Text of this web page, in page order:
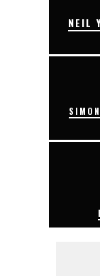
NEIL